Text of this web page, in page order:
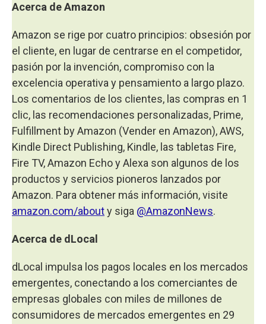
Acerca de Amazon
Amazon se rige por cuatro principios: obsesión por
el cliente, en lugar de centrarse en el competidor,
pasión por la invención, compromiso con la
excelencia operativa y pensamiento a largo plazo.
Los comentarios de los clientes, las compras en 1
clic, las recomendaciones personalizadas, Prime,
Fulfillment by Amazon (Vender en Amazon), AWS,
Kindle Direct Publishing, Kindle, las tabletas Fire,
Fire TV, Amazon Echo y Alexa son algunos de los
productos y servicios pioneros lanzados por
Amazon. Para obtener más información, visite
amazon.com/abouty siga @AmazonNews.
Acerca de dLocal
dLocal impulsa los pagos locales en los mercados
emergentes, conectando a los comerciantes de
empresas globales con miles de millones de
consumidores de mercados emergentes en 29